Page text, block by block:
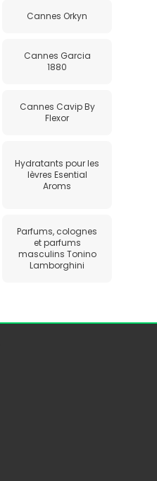
Cannes Orkyn
Cannes Garcia
1880
Cannes Cavip By
Flexor
Hydratants pour les
lèvres Esential
Aroms
Parfums, colognes
et parfums
masculins Tonino
Lamborghini